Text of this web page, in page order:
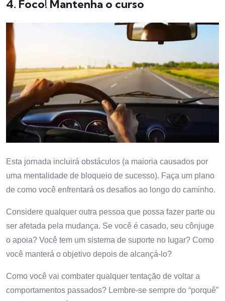
4. Foco! Mantenha o curso
Esta jornada incluirá obstáculos (a maioria causados ​​por
uma mentalidade de bloqueio de sucesso). Faça um plano
de como você enfrentará os desafios ao longo do caminho.
Considere qualquer outra pessoa que possa fazer parte ou
ser afetada pela mudança. Se você é casado, seu cônjuge
o apoia? Você tem um sistema de suporte no lugar? Como
você manterá o objetivo depois de alcançá-lo?
Como você vai combater qualquer tentação de voltar a
comportamentos passados? Lembre-se sempre do “porquê”